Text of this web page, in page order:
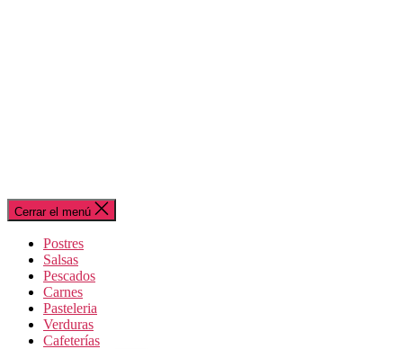
Cerrar el menú
Postres
Salsas
Pescados
Carnes
Pasteleria
Verduras
Cafeterías